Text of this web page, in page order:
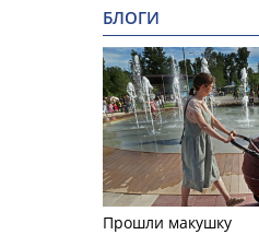
БЛОГИ
Прошли макушку